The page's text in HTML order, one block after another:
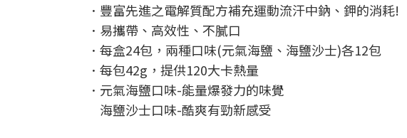
．豐富先進之電解質配方補充運動流汗中鈉、鉀的消耗!
．易攜帶、高效性、不膩口
．每盒24包，兩種口味(元氣海鹽、海鹽沙士)各12包
．每包42g，提供120大卡熱量
．元氣海鹽口味-能量爆發力的味覺
海鹽沙士口味-酷爽有勁新感受